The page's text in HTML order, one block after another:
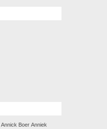
Annick Boer Anniek